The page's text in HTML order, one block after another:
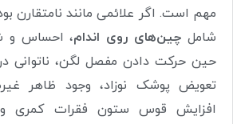
مهم است. اگر علائمی مانند نامتقارن
شامل چین‌های روی اندام، احساس و
حین حرکت دادن مفصل لگن، ناتوانی در
تعویض پوشک نوزاد، وجود ظاهر
افزایش قوس ستون فقرات کمری و